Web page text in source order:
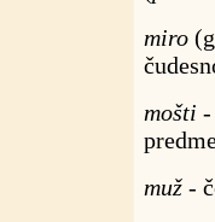
miro
mošti -
muž -